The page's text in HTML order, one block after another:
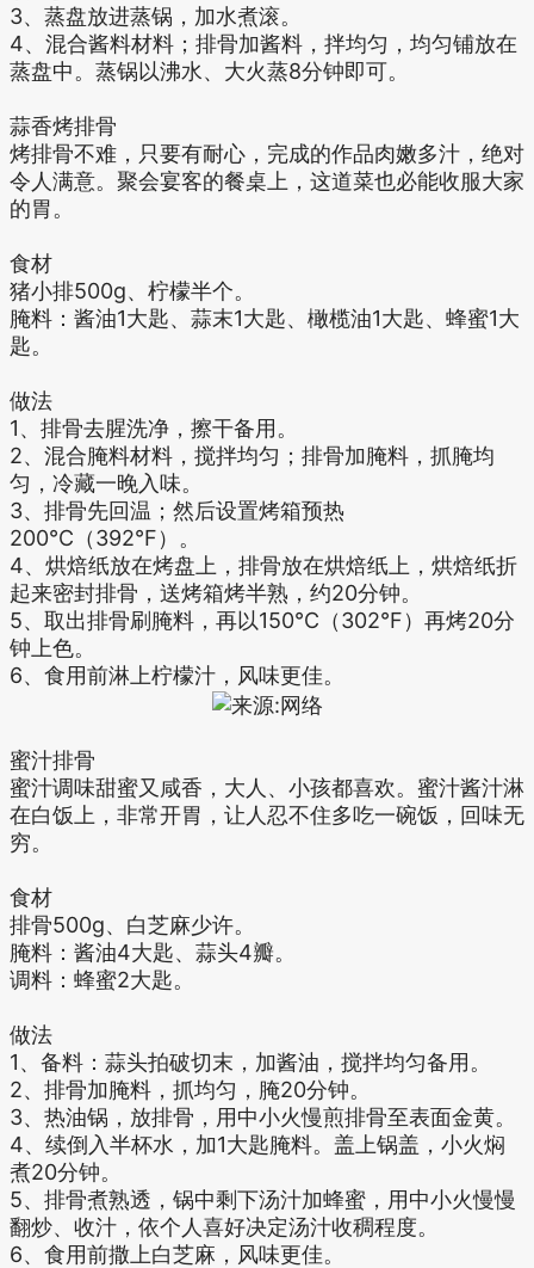
3、蒸盘放进蒸锅，加水煮滚。
4、混合酱料材料；排骨加酱料，拌均匀，均匀铺放在
蒸盘中。蒸锅以沸水、大火蒸8分钟即可。
蒜香烤排骨
烤排骨不难，只要有耐心，完成的作品肉嫩多汁，绝对
令人满意。聚会宴客的餐桌上，这道菜也必能收服大家
的胃。
食材
猪小排500g、柠檬半个。
腌料：酱油1大匙、蒜末1大匙、橄榄油1大匙、蜂蜜1大
匙。
做法
1、排骨去腥洗净，擦干备用。
2、混合腌料材料，搅拌均匀；排骨加腌料，抓腌均
匀，冷藏一晚入味。
3、排骨先回温；然后设置烤箱预热
200°C（392°F）。
4、烘焙纸放在烤盘上，排骨放在烘焙纸上，烘焙纸折
起来密封排骨，送烤箱烤半熟，约20分钟。
5、取出排骨刷腌料，再以150°C（302°F）再烤20分
钟上色。
6、食用前淋上柠檬汁，风味更佳。
蜜汁排骨
蜜汁调味甜蜜又咸香，大人、小孩都喜欢。蜜汁酱汁淋
在白饭上，非常开胃，让人忍不住多吃一碗饭，回味无
穷。
食材
排骨500g、白芝麻少许。
腌料：酱油4大匙、蒜头4瓣。
调料：蜂蜜2大匙。
做法
1、备料：蒜头拍破切末，加酱油，搅拌均匀备用。
2、排骨加腌料，抓均匀，腌20分钟。
3、热油锅，放排骨，用中小火慢煎排骨至表面金黄。
4、续倒入半杯水，加1大匙腌料。盖上锅盖，小火焖
煮20分钟。
5、排骨煮熟透，锅中剩下汤汁加蜂蜜，用中小火慢慢
翻炒、收汁，依个人喜好决定汤汁收稠程度。
6、食用前撒上白芝麻，风味更佳。